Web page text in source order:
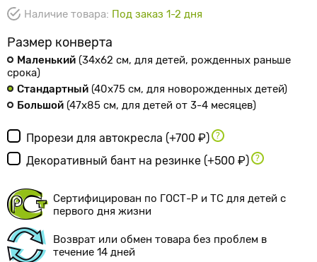
Наличие товара: Под заказ 1-2 дня
Размер конверта
Маленький (34х62 см, для детей, рожденных раньше
срока)
Стандартный (40х75 см, для новорожденных детей)
Большой (47х85 см, для детей от 3-4 месяцев)
Прорези для автокресла (+700 ₽)
Декоративный бант на резинке (+500 ₽)
Сертифицирован по ГОСТ-Р и ТС для детей с
первого дня жизни
Возврат или обмен товара без проблем в
течение 14 дней